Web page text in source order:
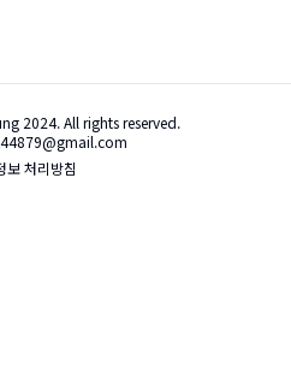
2024. All rights reserved.
보 처리방침